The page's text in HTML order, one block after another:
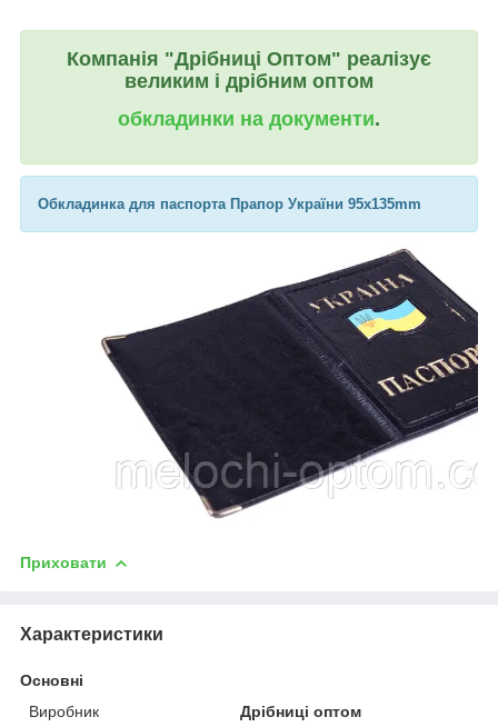
Компанія "Дрібниці Оптом" реалізує
великим і дрібним оптом
обкладинки на документи.
Обкладинка для паспорта Прапор України 95х135mm
Приховати
Характеристики
Основні
Виробник
Дрібниці оптом